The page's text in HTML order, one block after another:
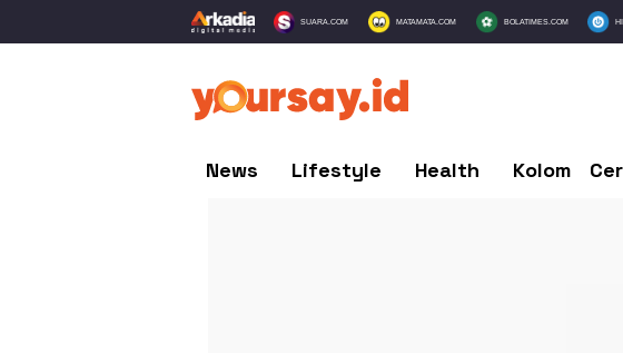
SUARA.COM MATAMATA.COM BOLATIMES.COM
News Lifestyle Health Kolom